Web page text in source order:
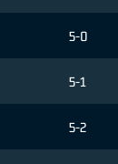
5-0
5-1
5-2